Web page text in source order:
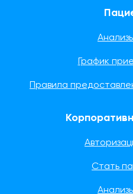
График
Правила
Стать